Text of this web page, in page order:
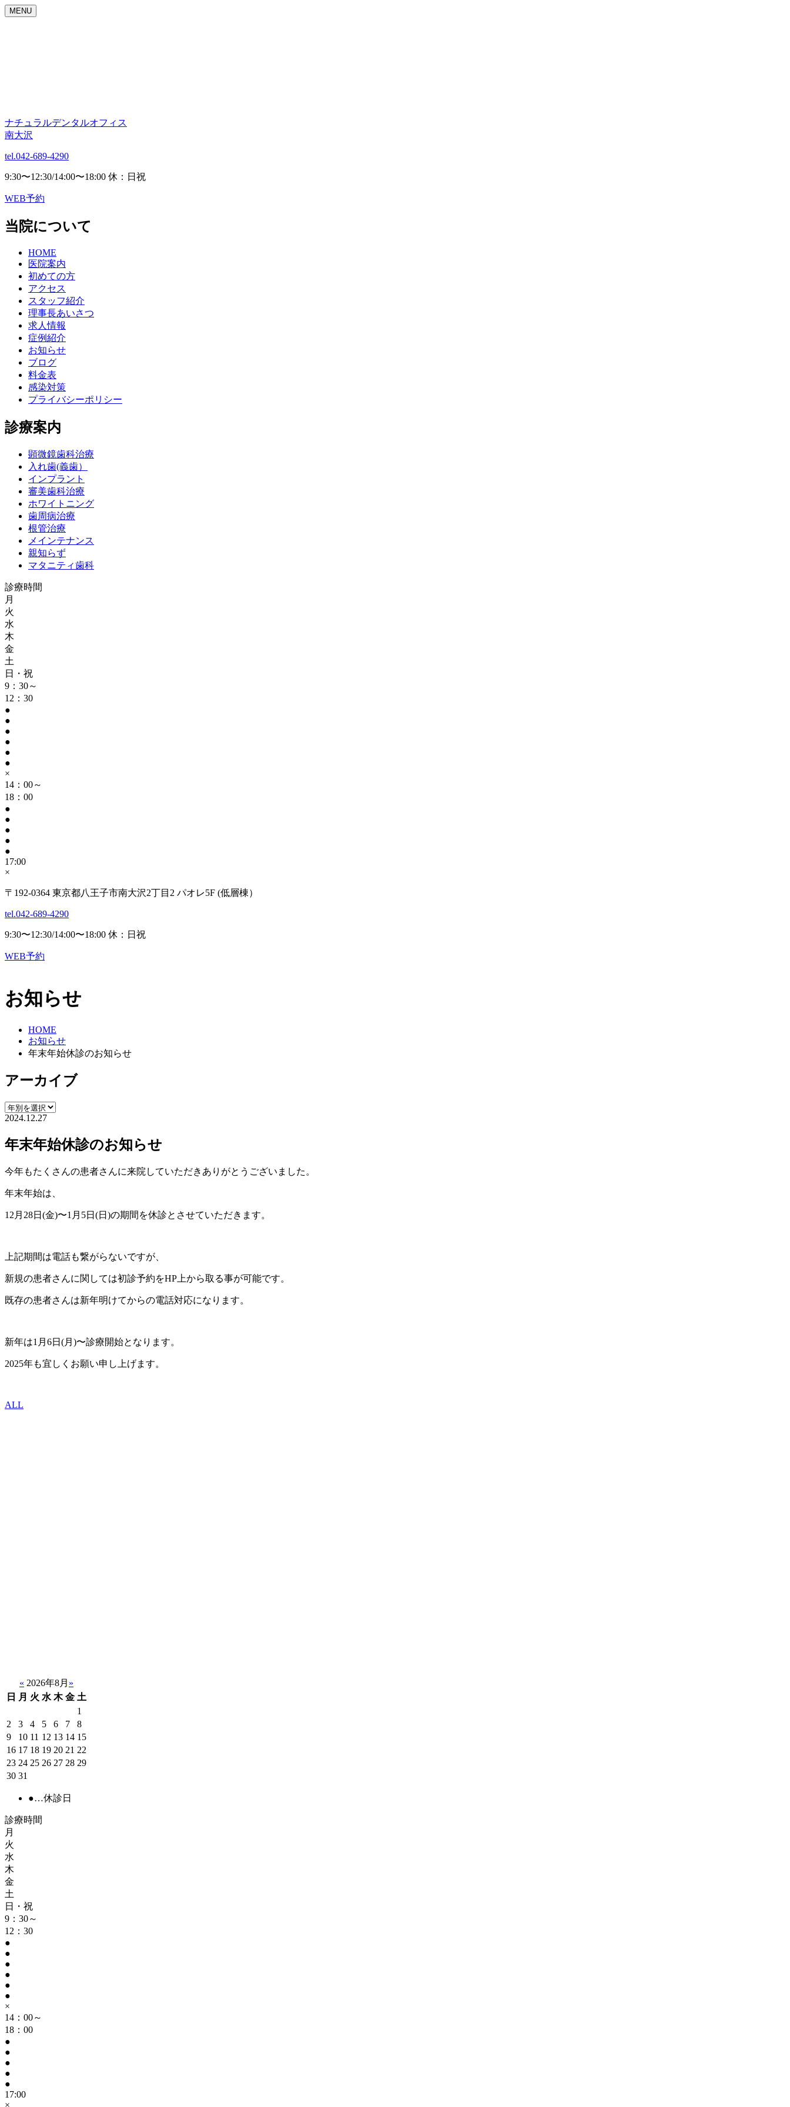
MENU
ナチュラルデンタルオフィス
南大沢
tel.042-689-4290
9:30〜12:30/14:00〜18:00 休：日祝
WEB予約
当院について
HOME
医院案内
初めての方
アクセス
スタッフ紹介
理事長あいさつ
求人情報
症例紹介
お知らせ
ブログ
料金表
感染対策
プライバシーポリシー
診療案内
顕微鏡歯科治療
入れ歯(義歯）
インプラント
審美歯科治療
ホワイトニング
歯周病治療
根管治療
メインテナンス
親知らず
マタニティ歯科
診療時間
月
火
水
木
金
土
日・祝
9：30～
12：30
●
●
●
●
●
●
×
14：00～
18：00
●
●
●
●
●
17:00
×
〒192-0364 東京都八王子市南大沢2丁目2 パオレ5F (低層棟）
tel.042-689-4290
9:30〜12:30/14:00〜18:00 休：日祝
WEB予約
お知らせ
HOME
お知らせ
年末年始休診のお知らせ
アーカイブ
2024.12.27
年末年始休診のお知らせ
今年もたくさんの患者さんに来院していただきありがとうございました。
年末年始は、
12月28日(金)〜1月5日(日)の期間を休診とさせていただきます。
上記期間は電話も繋がらないですが、
新規の患者さんに関しては初診予約をHP上から取る事が可能です。
既存の患者さんは新年明けてからの電話対応になります。
新年は1月6日(月)〜診療開始となります。
2025年も宜しくお願い申し上げます。
ALL
« 2026年8月 »
日
月 火 水 木 金 土
1
2
3 4 5 6 7
8
9
10 11 12 13 14 15
16 17 18 19 20 21 22
23 24 25 26 27 28 29
30 31
●…休診日
診療時間
月
火
水
木
金
土
日・祝
9：30～
12：30
●
●
●
●
●
●
×
14：00～
18：00
●
●
●
●
●
17:00